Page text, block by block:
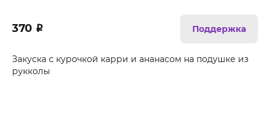
370 ₽ Поддержка
Закуска с курочкой карри и ананасом на подушке из
рукколы